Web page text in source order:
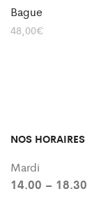
Bague
48,00€
NOS HORAIRES
Mardi
14.00 – 18.30